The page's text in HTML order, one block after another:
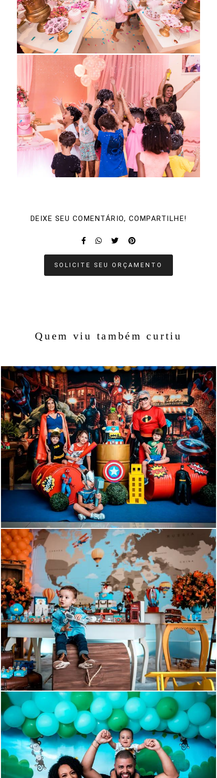
DEIXE SEU COMENTÁRIO, COMPARTILHE!
SOLICITE SEU ORÇAMENTO
Quem viu também curtiu
1329 151